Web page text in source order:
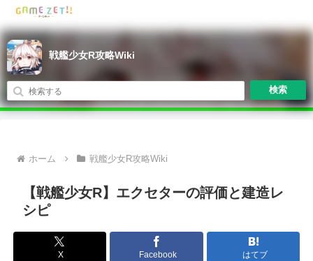
戦艦少女R攻略Wiki
検索
ホーム 戦艦少女R攻略Wiki
【戦艦少女R】エクセターの評価と建造レ
シピ
X Facebook はてブ